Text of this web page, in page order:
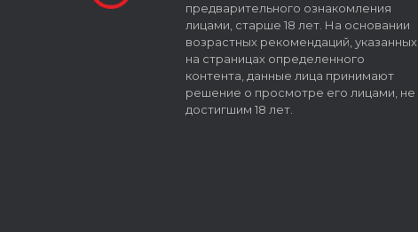
предварительного ознакомления
лицами, старше 18 лет. На основании
возрастных рекомендаций, указанных
на страницах определенного
контента, данные лица принимают
решение о просмотре его лицами, не
достигшим 18 лет.